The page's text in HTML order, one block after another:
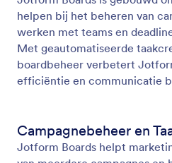
helpen bij het beheren van
werken met teams en
Met geautomatiseerde
boardbeheer verbetert
efficiëntie en communicatie
Campagnebeheer en
Jotform Boards helpt